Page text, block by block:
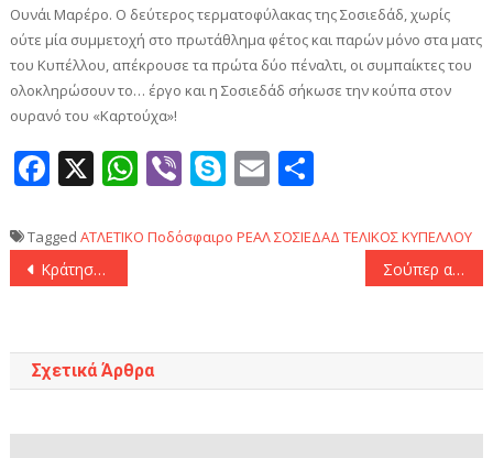
Ουνάι Μαρέρο. Ο δεύτερος τερματοφύλακας της Σοσιεδάδ, χωρίς
ούτε μία συμμετοχή στο πρωτάθλημα φέτος και παρών μόνο στα ματς
του Κυπέλλου, απέκρουσε τα πρώτα δύο πέναλτι, οι συμπαίκτες του
ολοκληρώσουν το… έργο και η Σοσιεδάδ σήκωσε την κούπα στον
ουρανό του «Καρτούχα»!
Facebook
X WhatsApp
ViberSkype
Email
Tagged ΑΤΛΕΤΙΚΟ Ποδόσφαιρο ΡΕΑΛ ΣΟΣΙΕΔΑΔ ΤΕΛΙΚΟΣ ΚΥΠΕΛΛΟΥ
Πλοήγηση
Κράτησε τον πρώτο λόγο για την έξοδο στην Ευρώπη η Ρόμα (1-1) Σούπερ απόδραση της Γιουνάιτεντ από το «Στάμφορντ Μπριτζ», έμεινε να… μετρά δοκάρια η Τσέλσι! (0-1)
Σχετικά Άρθρα